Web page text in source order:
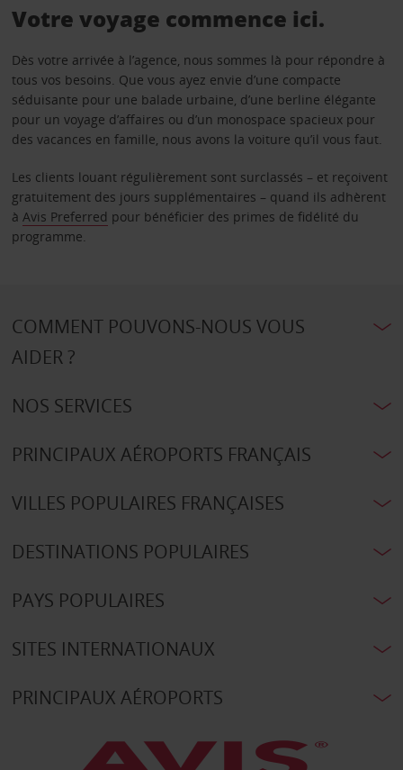
Votre voyage commence ici.
Dès votre arrivée à l’agence, nous sommes là pour répondre à
tous vos besoins. Que vous ayez envie d’une compacte
séduisante pour une balade urbaine, d’une berline élégante
pour un voyage d’affaires ou d’un monospace spacieux pour
des vacances en famille, nous avons la voiture qu’il vous faut.
Les clients louant régulièrement sont surclassés – et reçoivent
gratuitement des jours supplémentaires – quand ils adhèrent
à Avis Preferred pour bénéficier des primes de fidélité du
programme.
COMMENT POUVONS-NOUS VOUS
AIDER ?
NOS SERVICES
PRINCIPAUX AÉROPORTS FRANÇAIS
VILLES POPULAIRES FRANÇAISES
DESTINATIONS POPULAIRES
PAYS POPULAIRES
SITES INTERNATIONAUX
PRINCIPAUX AÉROPORTS